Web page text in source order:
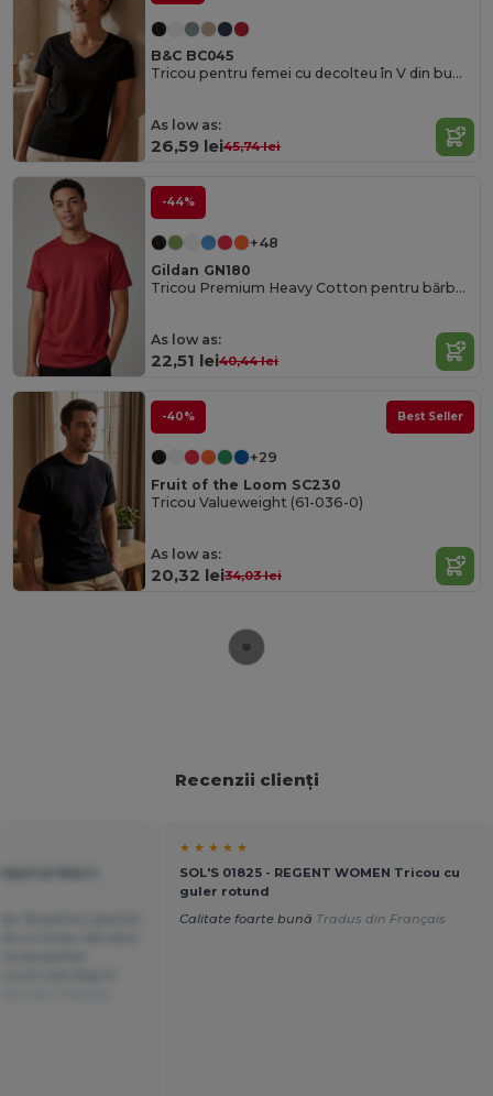
B&C BC045
Tricou pentru femei cu decolteu în V din bumbac organic - Moale și accesibil
As low as:
26,59 lei45,74 lei
-44%
+48
Gildan GN180
Tricou Premium Heavy Cotton pentru bărbați cu rezistență ridicată
As low as:
22,51 lei40,44 lei
-40% Best Seller
+29
Fruit of the Loom SC230
Tricou Valueweight (61-036-0)
As low as:
20,32 lei34,03 lei
Recenzii clienți
★ ★ ★ ★ ★
SOL'S 01825 - REGENT WOMEN Tricou cu
guler rotund
Calitate foarte bună Tradus din Français